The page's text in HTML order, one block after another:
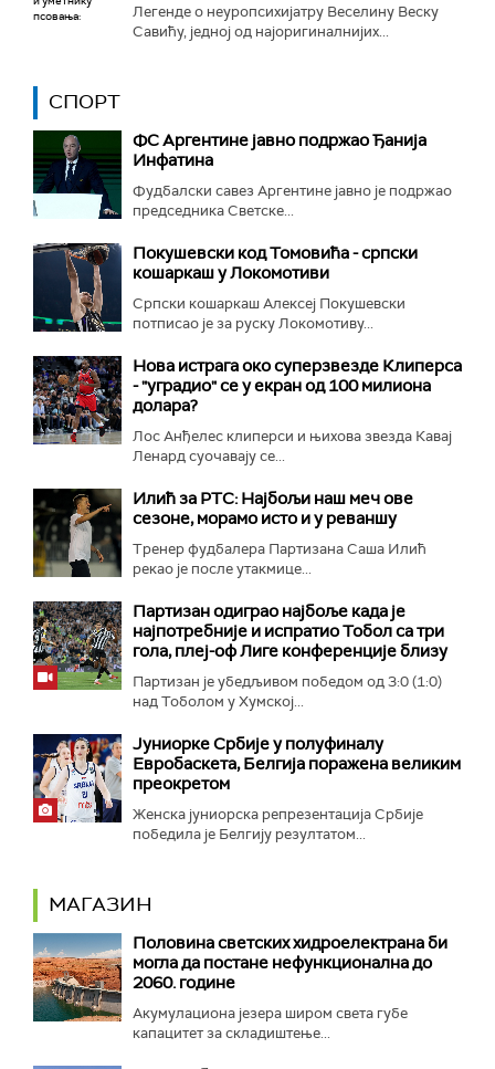
Легенде о неуропсихијатру Веселину Веску
Савићу, једној од најоригиналнијих...
СПОРТ
ФС Аргентине јавно подржао Ђанија
Инфатина
Фудбалски савез Аргентине јавно је подржао
председника Светске...
Покушевски код Томовића - српски
кошаркаш у Локомотиви
Српски кошаркаш Алексеј Покушевски
потписао је за руску Локомотиву...
Нова истрага око суперзвезде Клиперса
- "уградио" се у екран од 100 милиона
долара?
Лос Анђелес клиперси и њихова звезда Кавај
Ленард суочавају се...
Илић за РТС: Најбољи наш меч ове
сезоне, морамо исто и у реваншу
Тренер фудбалера Партизана Саша Илић
рекао је после утакмице...
Партизан одиграо најбоље када је
најпотребније и испратио Тобол са три
гола, плеј-оф Лиге конференције близу
Партизан је убедљивом победом од 3:0 (1:0)
над Тоболом у Хумској...
Јуниорке Србије у полуфиналу
Евробаскета, Белгија поражена великим
преокретом
Женска јуниорска репрезентација Србије
победила је Белгију резултатом...
МАГАЗИН
Половина светских хидроелектрана би
могла да постане нефункционална до
2060. године
Акумулациона језера широм света губе
капацитет за складиштење...